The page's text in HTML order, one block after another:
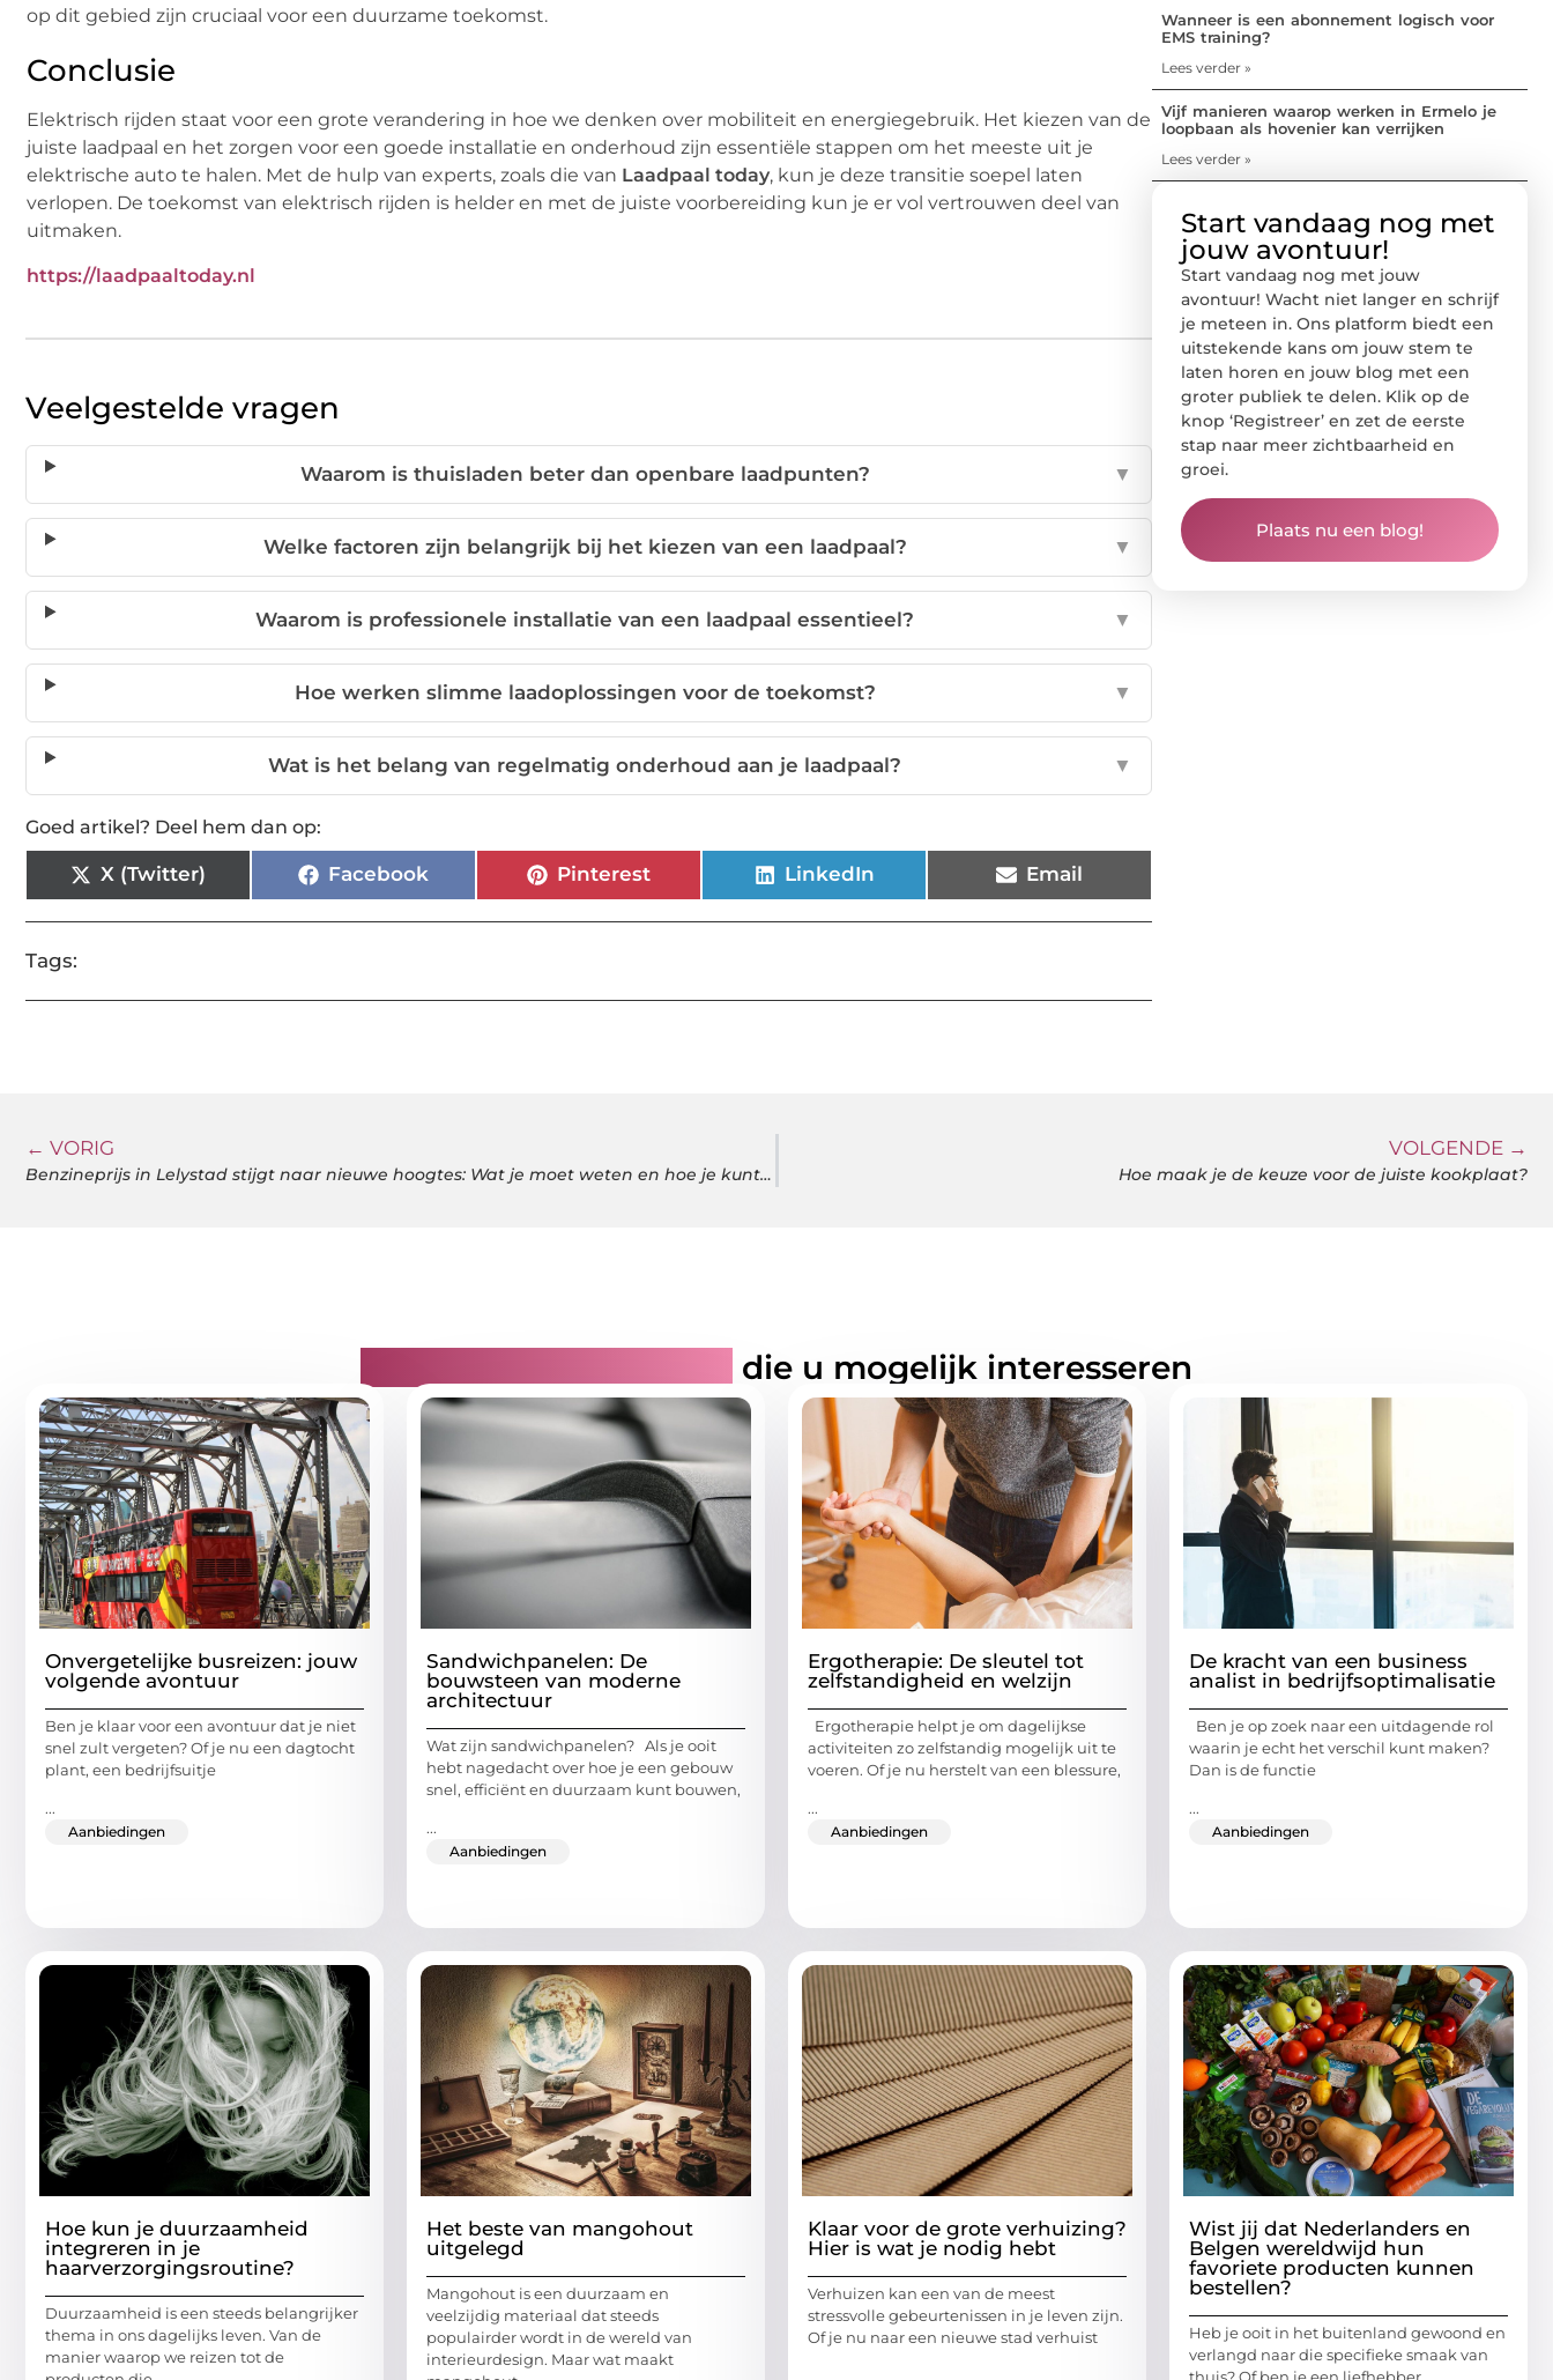
op dit gebied zijn cruciaal voor een duurzame toekomst.
Conclusie
Elektrisch rijden staat voor een grote verandering in hoe we denken over mobiliteit en energiegebruik. Het kiezen van de
juiste laadpaal en het zorgen voor een goede installatie en onderhoud zijn essentiële stappen om het meeste uit je
elektrische auto te halen. Met de hulp van experts, zoals die van Laadpaal today, kun je deze transitie soepel laten
verlopen. De toekomst van elektrisch rijden is helder en met de juiste voorbereiding kun je er vol vertrouwen deel van
uitmaken.
https://laadpaaltoday.nl
Veelgestelde vragen
Waarom is thuisladen beter dan openbare laadpunten? ▼
Welke factoren zijn belangrijk bij het kiezen van een laadpaal? ▼
Waarom is professionele installatie van een laadpaal essentieel? ▼
Hoe werken slimme laadoplossingen voor de toekomst? ▼
Wat is het belang van regelmatig onderhoud aan je laadpaal? ▼
Goed artikel? Deel hem dan op:
X (Twitter) Facebook Pinterest LinkedIn Email
Tags:
Wanneer is een abonnement logisch voor
EMS training?
Lees verder »
Vijf manieren waarop werken in Ermelo je
loopbaan als hovenier kan verrijken
Lees verder »
Start vandaag nog met
jouw avontuur!
Start vandaag nog met jouw
avontuur! Wacht niet langer en schrijf
je meteen in. Ons platform biedt een
uitstekende kans om jouw stem te
laten horen en jouw blog met een
groter publiek te delen. Klik op de
knop ‘Registreer’ en zet de eerste
stap naar meer zichtbaarheid en
groei.
Plaats nu een blog!
← VORIG
Benzineprijs in Lelystad stijgt naar nieuwe hoogtes: Wat je moet weten en hoe je kunt besparen
VOLGENDE →
Hoe maak je de keuze voor de juiste kookplaat?
die u mogelijk interesseren
Onvergetelijke busreizen: jouw
volgende avontuur
Ben je klaar voor een avontuur dat je niet
snel zult vergeten? Of je nu een dagtocht
plant, een bedrijfsuitje
...
Aanbiedingen
Sandwichpanelen: De
bouwsteen van moderne
architectuur
Wat zijn sandwichpanelen? Als je ooit
hebt nagedacht over hoe je een gebouw
snel, efficiënt en duurzaam kunt bouwen,
...
Aanbiedingen
Ergotherapie: De sleutel tot
zelfstandigheid en welzijn
Ergotherapie helpt je om dagelijkse
activiteiten zo zelfstandig mogelijk uit te
voeren. Of je nu herstelt van een blessure,
...
Aanbiedingen
De kracht van een business
analist in bedrijfsoptimalisatie
Ben je op zoek naar een uitdagende rol
waarin je echt het verschil kunt maken?
Dan is de functie
...
Aanbiedingen
Hoe kun je duurzaamheid
integreren in je
haarverzorgingsroutine?
Duurzaamheid is een steeds belangrijker
thema in ons dagelijks leven. Van de
manier waarop we reizen tot de
Het beste van mangohout
uitgelegd
Mangohout is een duurzaam en
veelzijdig materiaal dat steeds
populairder wordt in de wereld van
interieurdesign. Maar wat maakt
Klaar voor de grote verhuizing?
Hier is wat je nodig hebt
Verhuizen kan een van de meest
stressvolle gebeurtenissen in je leven zijn.
Of je nu naar een nieuwe stad verhuist
Wist jij dat Nederlanders en
Belgen wereldwijd hun
favoriete producten kunnen
bestellen?
Heb je ooit in het buitenland gewoond en
verlangd naar die specifieke smaak van